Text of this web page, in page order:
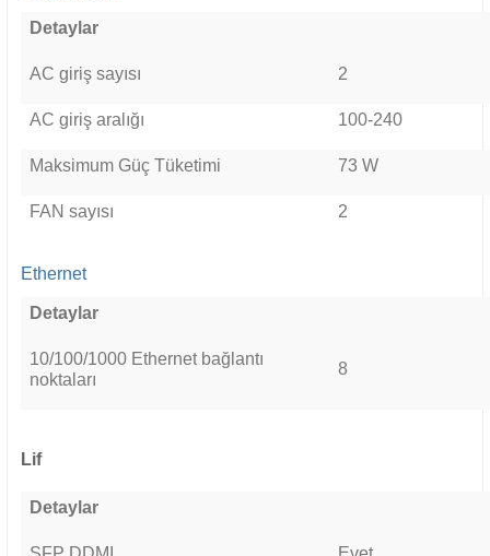
Detaylar
AC giriş sayısı 2
AC giriş aralığı 100-240
Maksimum Güç Tüketimi 73 W
FAN sayısı 2
Ethernet
Detaylar
10/100/1000 Ethernet bağlantı
noktaları
8
Lif
Detaylar